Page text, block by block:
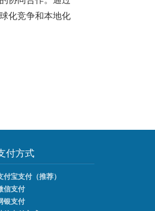
化竞争和本地化
付方式
付宝支付（推荐）
信支付
银支付